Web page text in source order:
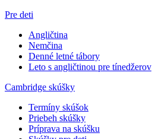
Pre deti
Angličtina
Nemčina
Denné letné tábory
Leto s angličtinou pre tínedžerov
Cambridge skúšky
Termíny skúšok
Priebeh skúšky
Príprava na skúšku